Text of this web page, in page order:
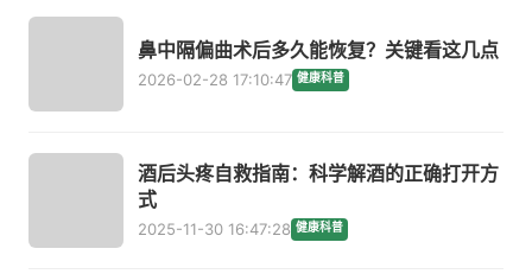
鼻中隔偏曲术后多久能恢复？关键看这几点
2026-02-28 17:10:47 健康科普
酒后头疼自救指南：科学解酒的正确打开方
式
2025-11-30 16:47:28 健康科普